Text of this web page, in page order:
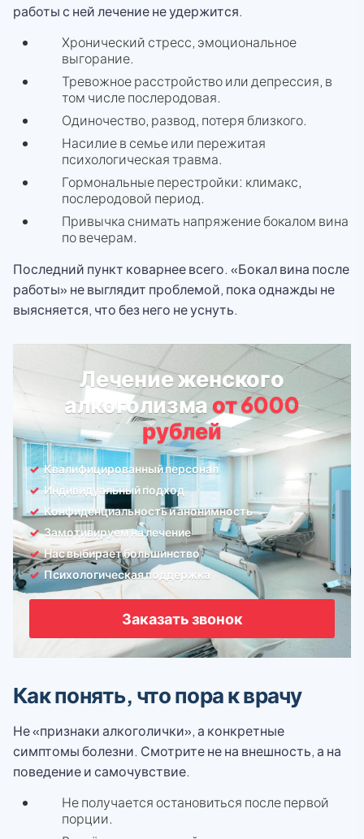
работы с ней лечение не удержится.
Хронический стресс, эмоциональное
выгорание.
Тревожное расстройство или депрессия, в
том числе послеродовая.
Одиночество, развод, потеря близкого.
Насилие в семье или пережитая
психологическая травма.
Гормональные перестройки: климакс,
послеродовой период.
Привычка снимать напряжение бокалом вина
по вечерам.
Последний пункт коварнее всего. «Бокал вина после
работы» не выглядит проблемой, пока однажды не
выясняется, что без него не уснуть.
Лечение женского
алкоголизма от 6000
рублей
Квалифицированный персонал
Индивидуальный подход
Конфиденциальность и анонимность
Замотивируем на лечение
Нас выбирает большинство
Психологическая поддержка
Заказать звонок
Как понять, что пора к врачу
Не «признаки алкоголички», а конкретные
симптомы болезни. Смотрите не на внешность, а на
поведение и самочувствие.
Не получается остановиться после первой
порции.